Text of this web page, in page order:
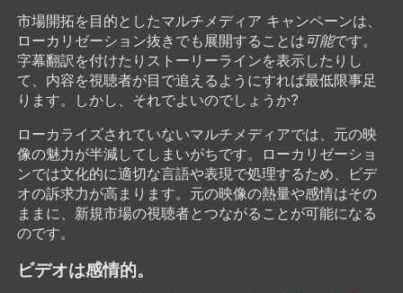
市場開拓を目的としたマルチメディア キャンペーンは、
ローカリゼーション抜きでも展開することは 可能です。
字幕翻訳を付けたりストーリーラインを表示したりし
て、内容を視聴者が目で追えるようにすれば最低限事足
ります。しかし、それでよいのでしょうか?
ローカライズされていないマルチメディアでは、元の映
像の魅力が半減してしまいがちです。ローカリゼーショ
ンでは文化的に適切な言語や表現で処理するため、ビデ
オの訴求力が高まります。元の映像の熱量や感情はその
ままに、新規市場の視聴者とつながることが可能になる
のです。
ビデオは感情的。